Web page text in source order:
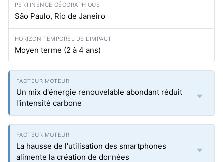
São Paulo, Rio de Janeiro
Moyen terme (2 à 4 ans)
Un mix d'énergie renouvelable abondant réduit
l'intensité carbone
La hausse de l'utilisation des smartphones
alimente la création de données